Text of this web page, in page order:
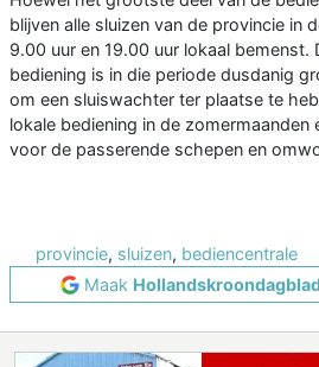
blijven alle sluizen van de provincie in
9.00 uur en 19.00 uur lokaal bemenst.
bediening is in die periode dusdanig
om een sluiswachter ter plaatse te
lokale bediening in de zomermaanden
voor de passerende schepen en
provincie, sluizen, bediencentrale
Maak